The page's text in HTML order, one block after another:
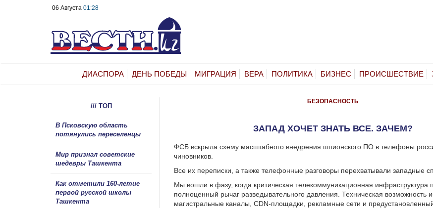
06 Августа 01:28
ДИАСПОРА ДЕНЬ ПОБЕДЫ МИГРАЦИЯ ВЕРА ПОЛИТИКА БИЗНЕС ПРОИСШЕСТВИЕ
БЕЗОПАСНОСТЬ
ЗАПАД ХОЧЕТ ЗНАТЬ ВСЕ. ЗАЧЕМ?
ФСБ вскрыла схему масштабного внедрения шпионского ПО в телефоны
чиновников.
Все их переписки, а также телефонные разговоры перехватывали западные
Мы вошли в фазу, когда критическая телекоммуникационная инфраструктура
полноценный рычаг разведывательного давления. Техническая возможность
магистральные каналы, CDN-площадки, рекламные сети и
/// ТОП
В Псковскую область
потянулись переселенцы
Мир признал советские
шедевры Ташкента
Как отметили 160-летие
первой русской школы
Ташкента